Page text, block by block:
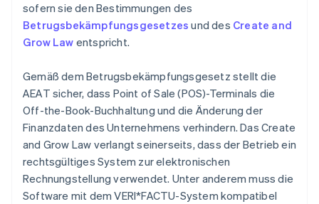
sofern sie den Bestimmungen des
Betrugsbekämpfungsgesetzes und des Create and
Grow Law entspricht.
Gemäß dem Betrugsbekämpfungsgesetz stellt die
AEAT sicher, dass Point of Sale (POS)-Terminals die
Off-the-Book-Buchhaltung und die Änderung der
Finanzdaten des Unternehmens verhindern. Das Create
and Grow Law verlangt seinerseits, dass der Betrieb ein
rechtsgültiges System zur elektronischen
Rechnungstellung verwendet. Unter anderem muss die
Software mit dem VERI*FACTU-System kompatibel